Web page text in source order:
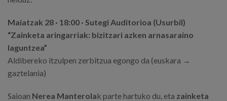
Maiatzak 28 · 18:00 · Sutegi Auditorioa (Usurbil)
“Zainketa aringarriak: bizitzari azken arnasaraino
laguntzea”
Aldibereko itzulpen zerbitzua egongo da (euskara →
gaztelania)
Saioan Nerea Manterolak parte hartuko du, eta zainketa